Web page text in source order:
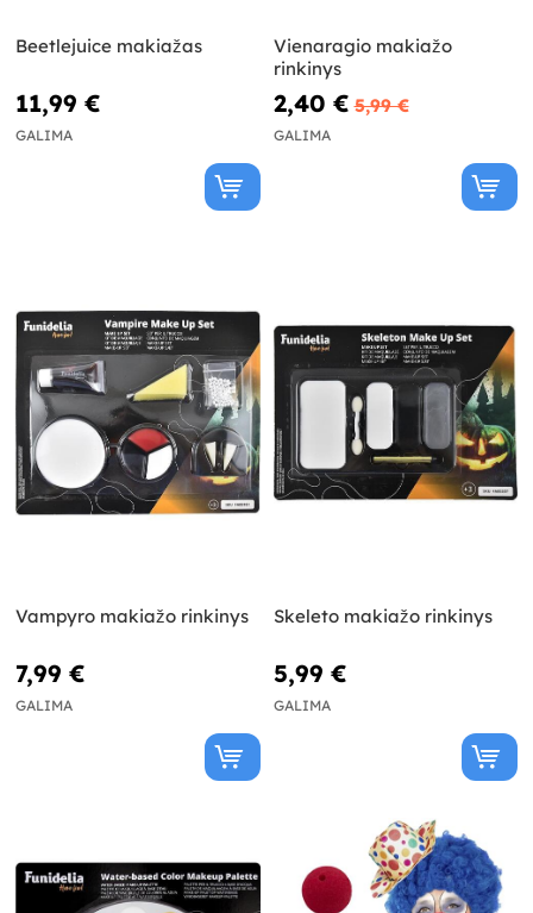
Beetlejuice makiažas
11,99 €
GALIMA
Vienaragio makiažo
rinkinys
2,40 € 5,99 €
GALIMA
Vampyro makiažo rinkinys
7,99 €
GALIMA
Skeleto makiažo rinkinys
5,99 €
GALIMA